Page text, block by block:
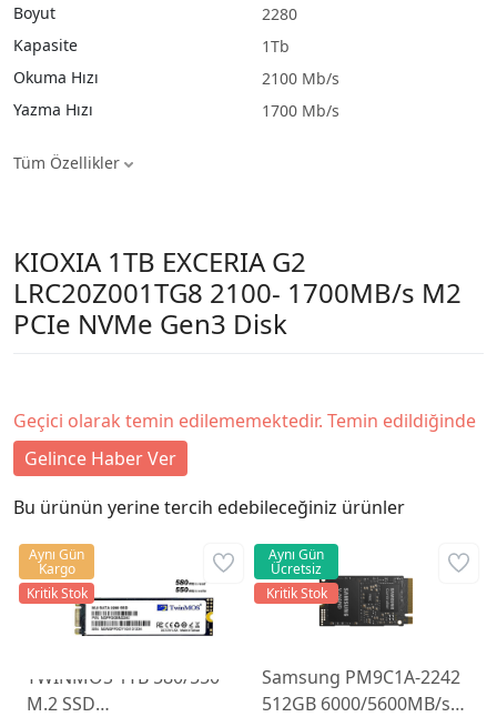
Boyut
2280
Kapasite
1Tb
Okuma Hızı
2100 Mb/s
Yazma Hızı
1700 Mb/s
Tüm Özellikler
KIOXIA 1TB EXCERIA G2
LRC20Z001TG8 2100- 1700MB/s M2
PCIe NVMe Gen3 Disk
Geçici olarak temin edilememektedir. Temin edildiğinde
Gelince Haber Ver
Bu ürünün yerine tercih edebileceğiniz ürünler
TWINMOS 1TB 580/550
M.2 SSD
Aynı Gün
Kargo
Kritik Stok
Samsung PM9C1A-2242
512GB 6000/5600MB/sn
Aynı Gün
Ücretsiz
Kritik Stok